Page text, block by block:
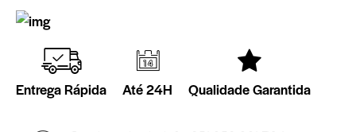
Entrega Rápida Até 24H Qualidade Garantida